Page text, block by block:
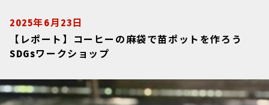
2025年6月23日
【レポート】コーヒーの麻袋で苗ポットを作ろう
SDGsワークショップ